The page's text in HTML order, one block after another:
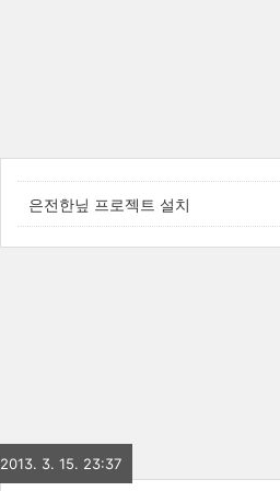
은전한닢 프로젝트 설치
2013. 3. 15. 23:37